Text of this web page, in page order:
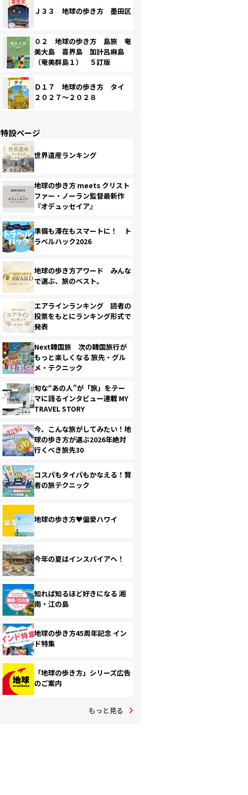
Ｊ３３ 地球の歩き方 墨田区
０２ 地球の歩き方 島旅 奄
美大島 喜界島 加計呂麻島
（奄美群島１） ５訂版
Ｄ１７ 地球の歩き方 タイ
２０２７～２０２８
特設ページ
世界遺産ランキング
地球の歩き方 meets クリスト
ファー・ノーラン監督最新作
『オデュッセイア』
準備も滞在もスマートに！ ト
ラベルハック2026
地球の歩き方アワード みんな
で選ぶ、旅のベスト。
エアラインランキング 読者の
投票をもとにランキング形式で
発表
Next韓国旅 次の韓国旅行が
もっと楽しくなる 旅先・グル
メ・テクニック
旬な“あの人”が「旅」をテー
マに語るインタビュー連載 MY
TRAVEL STORY
今、こんな旅がしてみたい！地
球の歩き方が選ぶ2026年絶対
行くべき旅先30
コスパもタイパもかなえる！賢
者の旅テクニック
地球の歩き方♥偏愛ハワイ
今年の夏はインスパイアへ！
知れば知るほど好きになる 湘
南・江の島
地球の歩き方45周年記念 イン
ド特集
「地球の歩き方」シリーズ広告
のご案内
もっと見る